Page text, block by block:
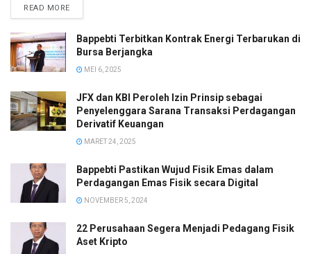
READ MORE
Bappebti Terbitkan Kontrak Energi Terbarukan di
Bursa Berjangka
MEI 6, 2025
JFX dan KBI Peroleh Izin Prinsip sebagai
Penyelenggara Sarana Transaksi Perdagangan
Derivatif Keuangan
MARET 24, 2025
Bappebti Pastikan Wujud Fisik Emas dalam
Perdagangan Emas Fisik secara Digital
NOVEMBER 5, 2024
22 Perusahaan Segera Menjadi Pedagang Fisik
Aset Kripto